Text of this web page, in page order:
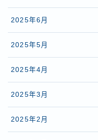
2025年6月
2025年5月
2025年4月
2025年3月
2025年2月